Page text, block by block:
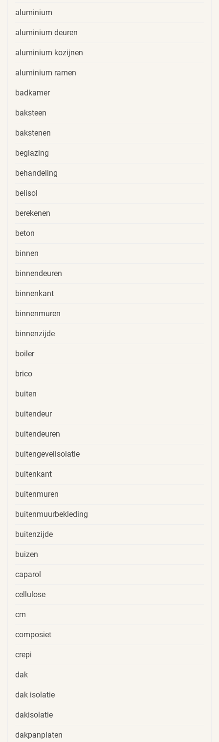
aluminium
aluminium deuren
aluminium kozijnen
aluminium ramen
badkamer
baksteen
bakstenen
beglazing
behandeling
belisol
berekenen
beton
binnen
binnendeuren
binnenkant
binnenmuren
binnenzijde
boiler
brico
buiten
buitendeur
buitendeuren
buitengevelisolatie
buitenkant
buitenmuren
buitenmuurbekleding
buitenzijde
buizen
caparol
cellulose
cm
composiet
crepi
dak
dak isolatie
dakisolatie
dakpanplaten